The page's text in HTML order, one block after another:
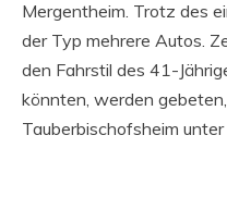
Mergentheim. Trotz des
der Typ mehrere Autos.
den Fahrstil des 41-
könnten, werden
Tauberbischofsheim